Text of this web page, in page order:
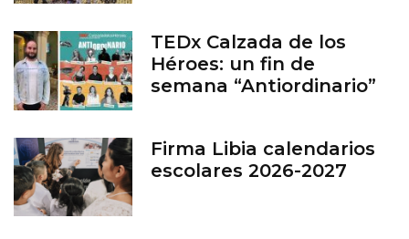
TEDx Calzada de los
Héroes: un fin de
semana “Antiordinario”
Firma Libia calendarios
escolares 2026-2027